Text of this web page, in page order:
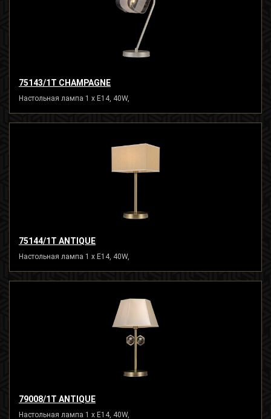
75143/1T CHAMPAGNE
Настольная лампа 1 x E14, 40W,
75144/1T ANTIQUE
Настольная лампа 1 x E14, 40W,
79008/1T ANTIQUE
Настольная лампа 1 x E14, 40W,